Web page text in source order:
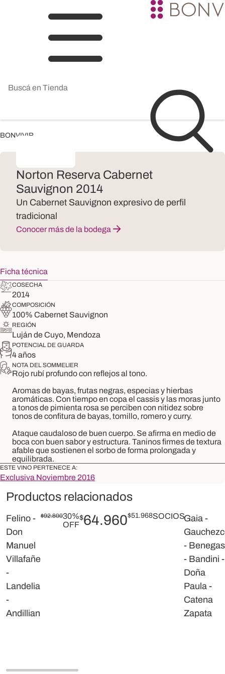
BONVIVIR
Norton Reserva Cabernet
Sauvignon 2014
Un Cabernet Sauvignon expresivo de perfil
tradicional
Conocer más de la bodega
Ficha técnica
COSECHA
2014
COMPOSICIÓN
100% Cabernet Sauvignon
REGIÓN
Luján de Cuyo, Mendoza
POTENCIAL DE GUARDA
4 años
NOTA DEL SOMMELIER
Rojo rubí profundo con reflejos al tono.
Aromas de bayas, frutas negras, especias y hierbas
aromáticas. Con tiempo en copa el cassis y las moras junto
a tonos de pimienta rosa se perciben con nitidez sobre
tonos de confitura de bayas, tomillo, romero y curry.
Ataque caudaloso de buen cuerpo. Se afirma en medio de
boca con buen sabor y estructura. Taninos firmes de textura
afable que sostienen el sorbo de forma prolongada y
equilibrada.
ESTE VINO PERTENECE A:
Exclusiva Noviembre 2016
Productos relacionados
Felino -
Don
Manuel
Villafañe
-
Landelia
-
Andillian
$92.80030%
OFF
$64.960$51.968SOCIOSGaia -
- Benegas
- Bandini -
Doña
Paula -
Catena
Zapata